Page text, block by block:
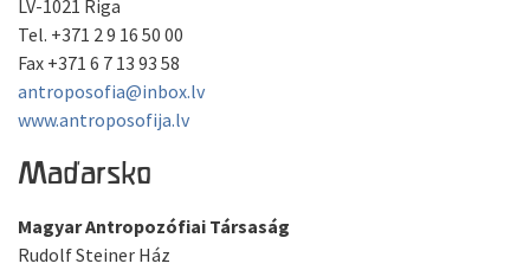
LV-1021 Riga
Tel. +371 2 9 16 50 00
Fax +371 6 7 13 93 58
antroposofia@inbox.lv
www.antroposofija.lv
Maďarsko
Magyar Antropozófiai Társaság
Rudolf Steiner Ház